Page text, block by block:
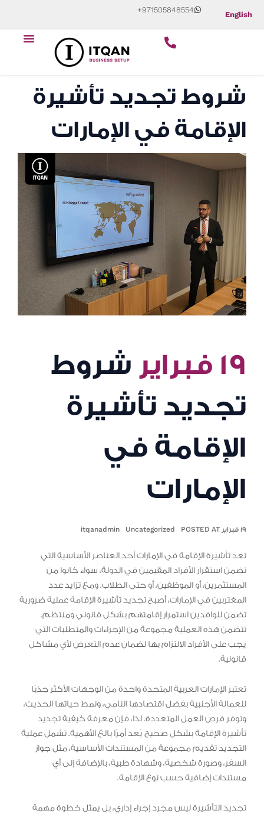
content
English
+971505848554
شروط تجديد تأشيرة
الإقامة في الإمارات
١٩ فبراير
شروط
تجديد تأشيرة
الإقامة في
الإمارات
١٩ فبراير POSTED AT Uncategorized
itqanadmin
تعد تأشيرة الإقامة في الإمارات أحد العناصر الأساسية التي
تضمن استقرار الأفراد المقيمين في الدولة، سواء كانوا من
المستثمرين، أو الموظفين، أو حتى الطلاب. ومع تزايد عدد
المغتربين في الإمارات، أصبح تجديد تأشيرة الإقامة عملية ضرورية
تضمن للوافدين استمرار إقامتهم بشكل قانوني ومنتظم.
تتضمن هذه العملية مجموعة من الإجراءات والمتطلبات التي
يجب على الأفراد الالتزام بها لضمان عدم التعرض لأي مشاكل
قانونية.
تعتبر الإمارات العربية المتحدة واحدة من الوجهات الأكثر جذبًا
للعمالة الأجنبية بفضل اقتصادها النامي، ونمط حياتها الحديث،
وتوفر فرص العمل المتعددة. لذا، فإن معرفة كيفية تجديد
تأشيرة الإقامة بشكل صحيح يُعد أمرًا بالغ الأهمية. تشمل عملية
التجديد تقديم مجموعة من المستندات الأساسية، مثل جواز
السفر، وصورة شخصية، وشهادة طبية، بالإضافة إلى أي
مستندات إضافية حسب نوع الإقامة.
تجديد التأشيرة ليس مجرد إجراء إداري، بل يمثل خطوة مهمة